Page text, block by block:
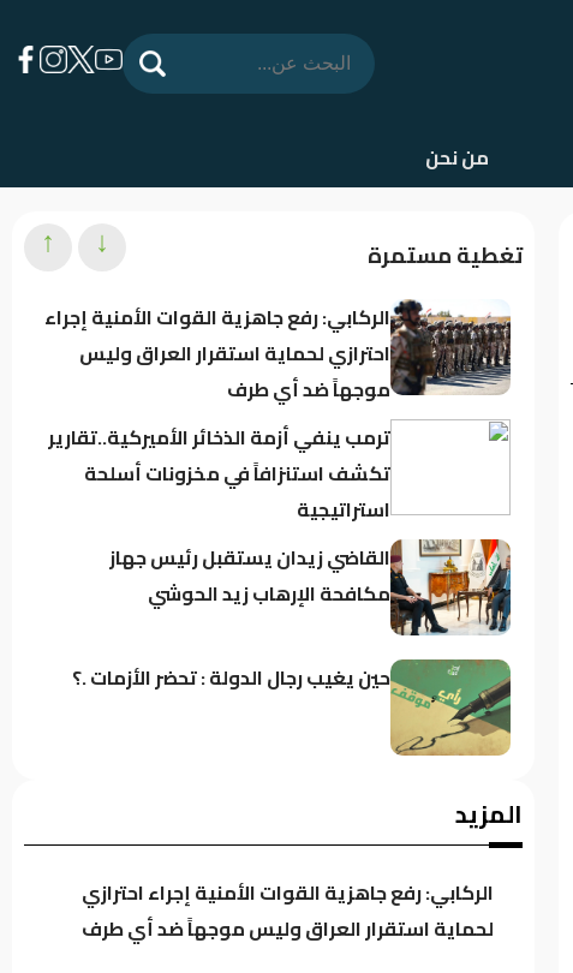
من نحن
تغطية مستمرة
الركابي: رفع جاهزية القوات الأمنية إجراء
احترازي لحماية استقرار العراق وليس
موجهاً ضد أي طرف
ترمب ينفي أزمة الذخائر الأميركية..تقارير
تكشف استنزافاً في مخزونات أسلحة
استراتيجية
القاضي زيدان يستقبل رئيس جهاز
مكافحة الإرهاب زيد الحوشي
حين يغيب رجال الدولة : تحضر الأزمات .؟
باحث سياسي: النظام في العراق لا يدير
↓
↑
المزيد
الركابي: رفع جاهزية القوات الأمنية إجراء احترازي
لحماية استقرار العراق وليس موجهاً ضد أي طرف